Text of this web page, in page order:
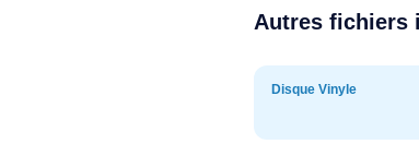
Autres fichiers
Disque Vinyle